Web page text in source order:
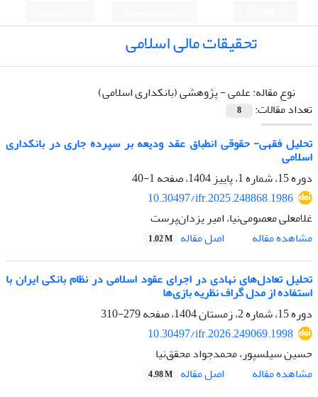
تحقیقات مالی اسلامی
نوع مقاله:علمی - پژوهشی (بانکداری اسلامی)
تعداد مقالات:
8
تحلیل فقهی- حقوقی انطباق عقد ودیعه بر سپرده جاری در بانکداری
اسلامی
دوره 15، شماره 1، پاییز 1404، صفحه
1-40
10.30497/ifr.2025.248868.1986
غلامعلی معصومی‌نیا، امیر یزدان‌پرست
مشاهده مقاله
اصل مقاله 1.02 M
تحلیل تعادل‌های نهادی در اجرای عقود اسلامی در نظام بانکی ایران با
استفاده از مدل گراف نظریه بازی‌ها
دوره 15، شماره 2، زمستان 1404، صفحه
279-310
10.30497/ifr.2026.249069.1998
حسین سیلسپور، محمدجواد محقق‌نیا
مشاهده مقاله
اصل مقاله 4.98 M